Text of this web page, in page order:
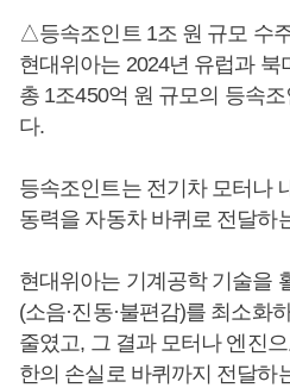
△등속조인트 1조 원 규모 수
현대위아는 2024년 유럽과 북
총 1조450억 원 규모의 등속
다.
등속조인트는 전기차 모터나
동력을 자동차 바퀴로 전달하
현대위아는 기계공학 기술을
(소음·진동·불편감)를 최소화
줄였고, 그 결과 모터나 엔진
한의 손실로 바퀴까지 전달하